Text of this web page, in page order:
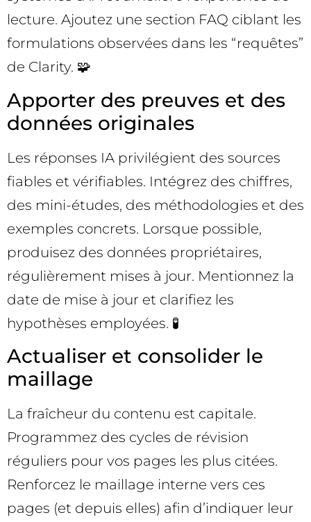
lecture. Ajoutez une section FAQ ciblant les
formulations observées dans les “requêtes”
de Clarity. 🧩
Apporter des preuves et des
données originales
Les réponses IA privilégient des sources
fiables et vérifiables. Intégrez des chiffres,
des mini-études, des méthodologies et des
exemples concrets. Lorsque possible,
produisez des données propriétaires,
régulièrement mises à jour. Mentionnez la
date de mise à jour et clarifiez les
hypothèses employées. 🧪
Actualiser et consolider le
maillage
La fraîcheur du contenu est capitale.
Programmez des cycles de révision
réguliers pour vos pages les plus citées.
Renforcez le maillage interne vers ces
pages (et depuis elles) afin d’indiquer leur